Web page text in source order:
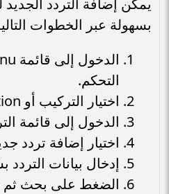
بسهولة عبر الخطوات
التحكم.
اختيار التركيب أو Installation.
الدخول إلى قائمة
اختيار إضافة تردد
إدخال بيانات
الضغط على بحث ثم